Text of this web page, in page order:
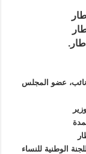
عضو المجلس
للنساء